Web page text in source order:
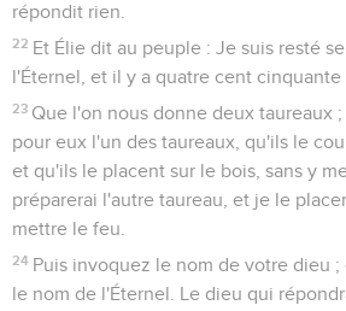
répondit rien.
22 Et Élie dit au peuple : Je suis resté
l'Éternel, et il y a quatre cent cinquante
23 Que l'on nous donne deux taureaux
pour eux l'un des taureaux, qu'ils le
et qu'ils le placent sur le bois, sans y
préparerai l'autre taureau, et je le
mettre le feu.
24 Puis invoquez le nom de votre dieu
le nom de l'Éternel. Le dieu qui